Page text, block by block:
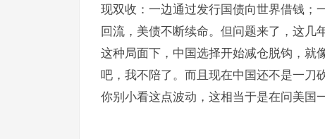
现双收：一边通过发行国债向世界借钱；
回流，美债不断续命。但问题来了，这几
这种局面下，中国选择开始减仓脱钩，就
吧，我不陪了。而且现在中国还不是一刀
你别小看这点波动，这相当于是在问美国